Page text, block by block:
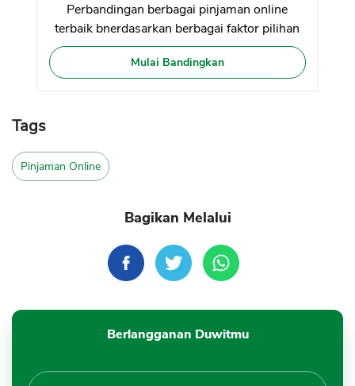
Perbandingan berbagai pinjaman online
terbaik bnerdasarkan berbagai faktor pilihan
Mulai Bandingkan
Tags
Pinjaman Online
Bagikan Melalui
Berlangganan Duwitmu